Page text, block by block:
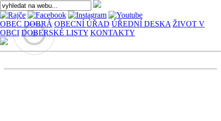
OBEC DOBRÁ OBECNÍ ÚŘAD ÚŘEDNÍ DESKA ŽIVOT V
OBCI DOBERSKÉ LISTY KONTAKTY